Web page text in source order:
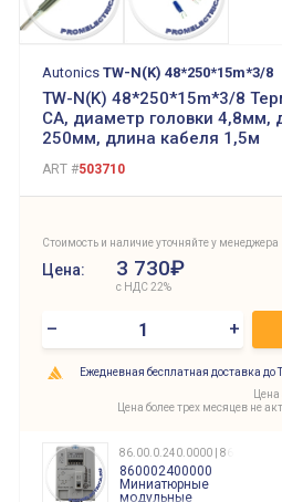
Autonics TW-N(K) 48*250*15m*3/8
TW-N(K) 48*250*15m*3/8
CA, диаметр головки 4,8мм,
250мм, длина кабеля 1,5м
ART #503710
Стоимость и наличие уточняйте у менеджера
Цена: 3 730₽
с НДС 22%
– +
Ежедневная бесплатная доставка
Цена более трех месяцев не
86.00.0.240.0000 |
860002400000
Миниатюрные
модульные